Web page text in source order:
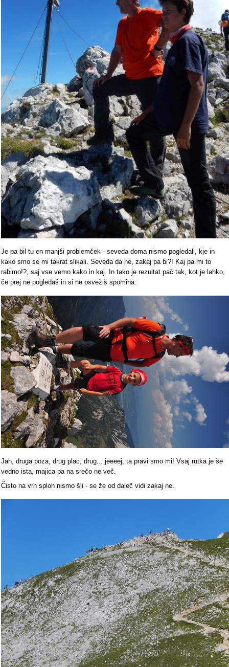
Je pa bil tu en manjši problemček - seveda doma nismo pogledali, kje in
kako smo se mi takrat slikali. Seveda da ne, zakaj pa bi?! Kaj pa mi to
rabimo!?, saj vse vemo kako in kaj. In tako je rezultat pač tak, kot je lahko,
če prej ne pogledaš in si ne osvežiš spomina:
Jah, druga poza, drug plac, drug... jeeeej, ta pravi smo mi! Vsaj rutka je še
vedno ista, majica pa na srečo ne več.
Čisto na vrh sploh nismo šli - se že od daleč vidi zakaj ne.